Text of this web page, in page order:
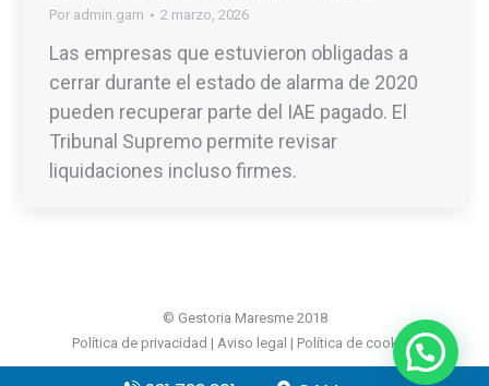
Por admin.gam 2 marzo, 2026
Las empresas que estuvieron obligadas a
cerrar durante el estado de alarma de 2020
pueden recuperar parte del IAE pagado. El
Tribunal Supremo permite revisar
liquidaciones incluso firmes.
© Gestoria Maresme 2018
Política de privacidad | Aviso legal | Política de cookies